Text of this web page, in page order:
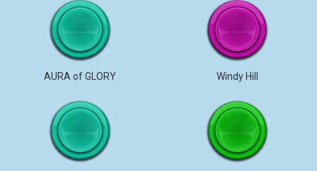
AURA of GLORY Windy Hill